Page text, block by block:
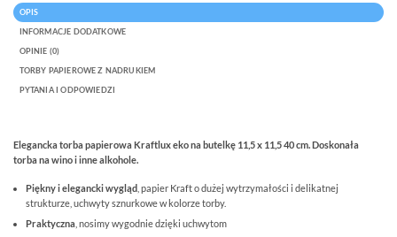
OPIS
INFORMACJE DODATKOWE
OPINIE (0)
TORBY PAPIEROWE Z NADRUKIEM
PYTANIA I ODPOWIEDZI
Elegancka torba papierowa Kraftlux eko na butelkę 11,5 x 11,5 40 cm. Doskonała
torba na wino i inne alkohole.
Piękny i elegancki wygląd , papier Kraft o dużej wytrzymałości i delikatnej
strukturze, uchwyty sznurkowe w kolorze torby.
Praktyczna , nosimy wygodnie dzięki uchwytom